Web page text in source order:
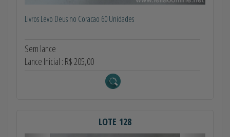
Livros Levo Deus no Coracao 60 Unidades
Sem lance
Lance Inicial : R$ 205,00
LOTE 128